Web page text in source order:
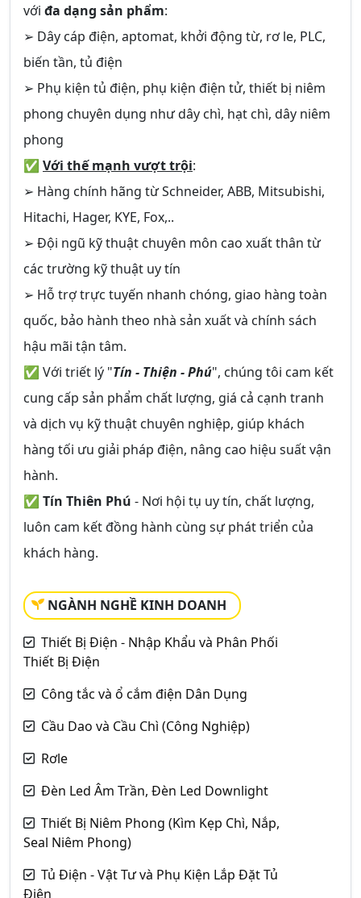
với đa dạng sản phẩm:
➢ Dây cáp điện, aptomat, khởi động từ, rơ le, PLC,
biến tần, tủ điện
➢ Phụ kiện tủ điện, phụ kiện điện tử, thiết bị niêm
phong chuyên dụng như dây chì, hạt chì, dây niêm
phong
✅ Với thế mạnh vượt trội:
➢ Hàng chính hãng từ Schneider, ABB, Mitsubishi,
Hitachi, Hager, KYE, Fox,..
➢ Đội ngũ kỹ thuật chuyên môn cao xuất thân từ
các trường kỹ thuật uy tín
➢ Hỗ trợ trực tuyến nhanh chóng, giao hàng toàn
quốc, bảo hành theo nhà sản xuất và chính sách
hậu mãi tận tâm.
✅ Với triết lý "Tín - Thiện - Phú", chúng tôi cam kết
cung cấp sản phẩm chất lượng, giá cả cạnh tranh
và dịch vụ kỹ thuật chuyên nghiệp, giúp khách
hàng tối ưu giải pháp điện, nâng cao hiệu suất vận
hành.
✅ Tín Thiên Phú - Nơi hội tụ uy tín, chất lượng,
luôn cam kết đồng hành cùng sự phát triển của
khách hàng.
NGÀNH NGHỀ KINH DOANH
Thiết Bị Điện - Nhập Khẩu và Phân Phối
Thiết Bị Điện
Công tắc và ổ cắm điện Dân Dụng
Cầu Dao và Cầu Chì (Công Nghiệp)
Rơle
Đèn Led Âm Trần, Đèn Led Downlight
Thiết Bị Niêm Phong (Kìm Kẹp Chì, Nắp,
Seal Niêm Phong)
Tủ Điện - Vật Tư và Phụ Kiện Lắp Đặt Tủ
Điện